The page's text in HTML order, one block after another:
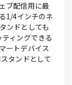
ブ配信用に最
1/4インチのネ
ンドとしても
ィングできる
ートデバイス
タンドとして